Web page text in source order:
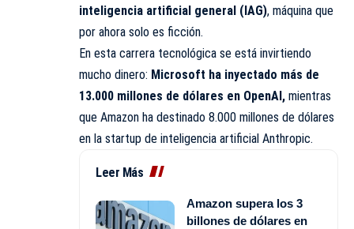
inteligencia artificial general (IAG), máquina que
por ahora solo es ficción.
En esta carrera tecnológica se está invirtiendo
mucho dinero: Microsoft ha inyectado más de
13.000 millones de dólares en OpenAI , mientras
que Amazon ha destinado 8.000 millones de dólares
en la startup de inteligencia artificial Anthropic.
Leer Más
Amazon supera los 3
billones de dólares en